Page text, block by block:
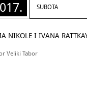
SUBOTA
NIKOLE I IVANA
Veliki Tabor